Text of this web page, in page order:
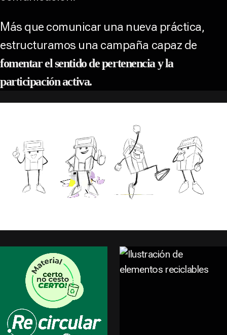
Más que comunicar una nueva práctica,
estructuramos una campaña capaz de
fomentar el sentido de pertenencia y la
participación activa.